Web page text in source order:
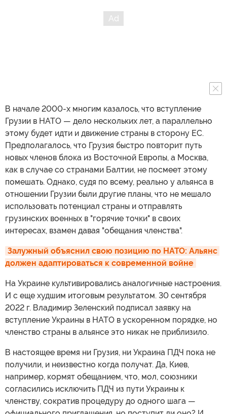
В начале 2000-х многим казалось, что вступление
Грузии в НАТО — дело нескольких лет, а параллельно
этому будет идти и движение страны в сторону ЕС.
Предполагалось, что Грузия быстро повторит путь
новых членов блока из Восточной Европы, а Москва,
как в случае со странами Балтии, не посмеет этому
помешать. Однако, судя по всему, реально у альянса в
отношении Грузии были другие планы, что не мешало
использовать потенциал страны и отправлять
грузинских военных в "горячие точки" в своих
интересах, взамен давая "обещания членства".
Залужный объяснил свою позицию по НАТО: Альянс
должен адаптироваться к современной войне
На Украине культивировались аналогичные настроения.
И с еще худшим итоговым результатом. 30 сентября
2022 г. Владимир Зеленский подписал заявку на
вступление Украины в НАТО в ускоренном порядке, но
членство страны в альянсе это никак не приблизило.
В настоящее время ни Грузия, ни Украина ПДЧ пока не
получили, и неизвестно когда получат. Да, Киев,
например, кормят обещанием, что, мол, союзники
согласились исключить ПДЧ из пути Украины к
членству, сократив процедуру до одного шага —